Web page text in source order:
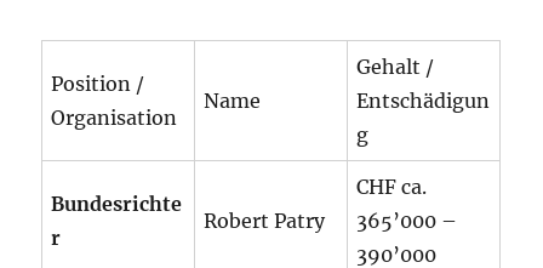
Position /
Organisation
Name
Gehalt /
Entschädigun
g
Bundesrichte
r
Robert Patry
CHF ca.
365’000 –
390’000